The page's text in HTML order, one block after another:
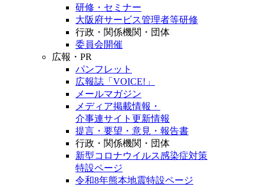
研修・セミナー
大阪府サービス管理者等研修
行政・関係機関・団体
委員会開催
広報・PR
パンフレット
広報誌「VOICE!」
メールマガジン
メディア掲載情報・
介事連サイト更新情報
提言・要望・意見・報告書
行政・関係機関・団体
新型コロナウイルス感染症対策
特設ページ
令和8年熊本地震特設ページ